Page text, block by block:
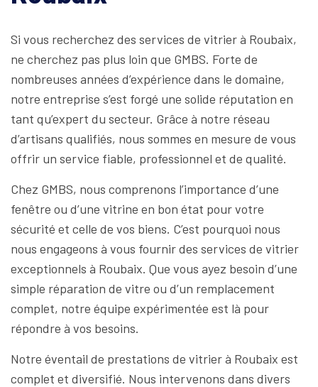
Si vous recherchez des services de vitrier à Roubaix,
ne cherchez pas plus loin que GMBS. Forte de
nombreuses années d’expérience dans le domaine,
notre entreprise s’est forgé une solide réputation en
tant qu’expert du secteur. Grâce à notre réseau
d’artisans qualifiés, nous sommes en mesure de vous
offrir un service fiable, professionnel et de qualité.
Chez GMBS, nous comprenons l’importance d’une
fenêtre ou d’une vitrine en bon état pour votre
sécurité et celle de vos biens. C’est pourquoi nous
nous engageons à vous fournir des services de vitrier
exceptionnels à Roubaix. Que vous ayez besoin d’une
simple réparation de vitre ou d’un remplacement
complet, notre équipe expérimentée est là pour
répondre à vos besoins.
Notre éventail de prestations de vitrier à Roubaix est
complet et diversifié. Nous intervenons dans divers